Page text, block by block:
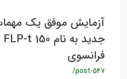
آزمایش موفق یک
فرانسوی
/post-547